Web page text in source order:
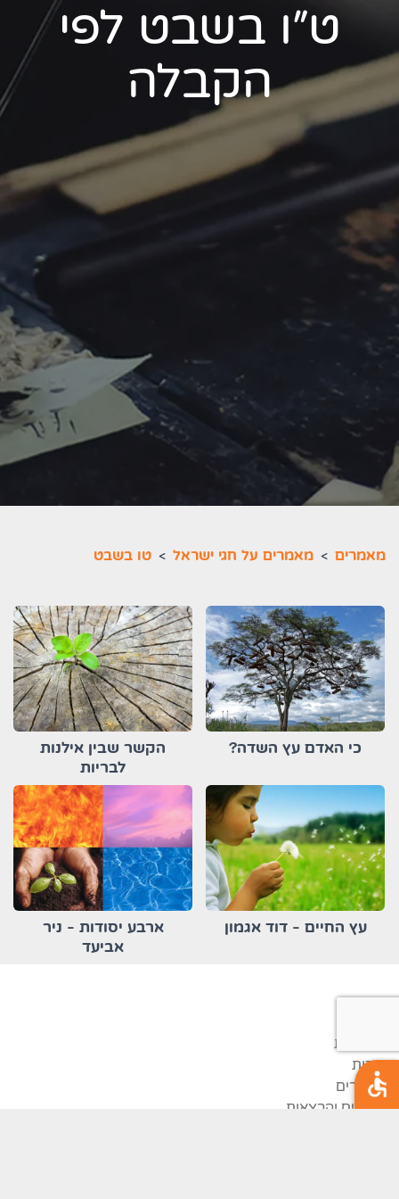
ט"ו בשבט לפי
הקבלה
מאמרים > מאמרים על חגי ישראל > טו בשבט
כי האדם עץ השדה?
הקשר שבין אילנות
לבריות
עץ החיים - דוד אגמון
ארבע יסודות - ניר
אביעד
דף הבית
אודות
מאמרים
קורסים והרצאות